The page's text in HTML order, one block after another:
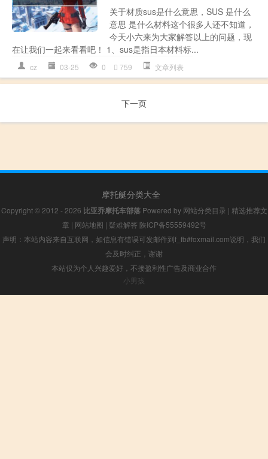
关于材质sus是什么意思，SUS 是什么
意思 是什么材料这个很多人还不知道，
今天小六来为大家解答以上的问题，现
在让我们一起来看看吧！ 1、sus是指日本材料标...
cz 03-25 0 759 文章列表
下一页
摩托艇分类大全
Copyright © 2012 - 2026 比亚乔摩托车部落Powered by 网站分类目录 | 精选推荐文
章 | 网站地图 | 疑难解答 陕ICP备55559492号
声明：本站内容来自互联网，如信息有错误可发邮件到f_fb#foxmail.com说明，我们
会及时纠正，谢谢
本站仅为个人兴趣爱好，不接盈利性广告及商业合作
小男孩